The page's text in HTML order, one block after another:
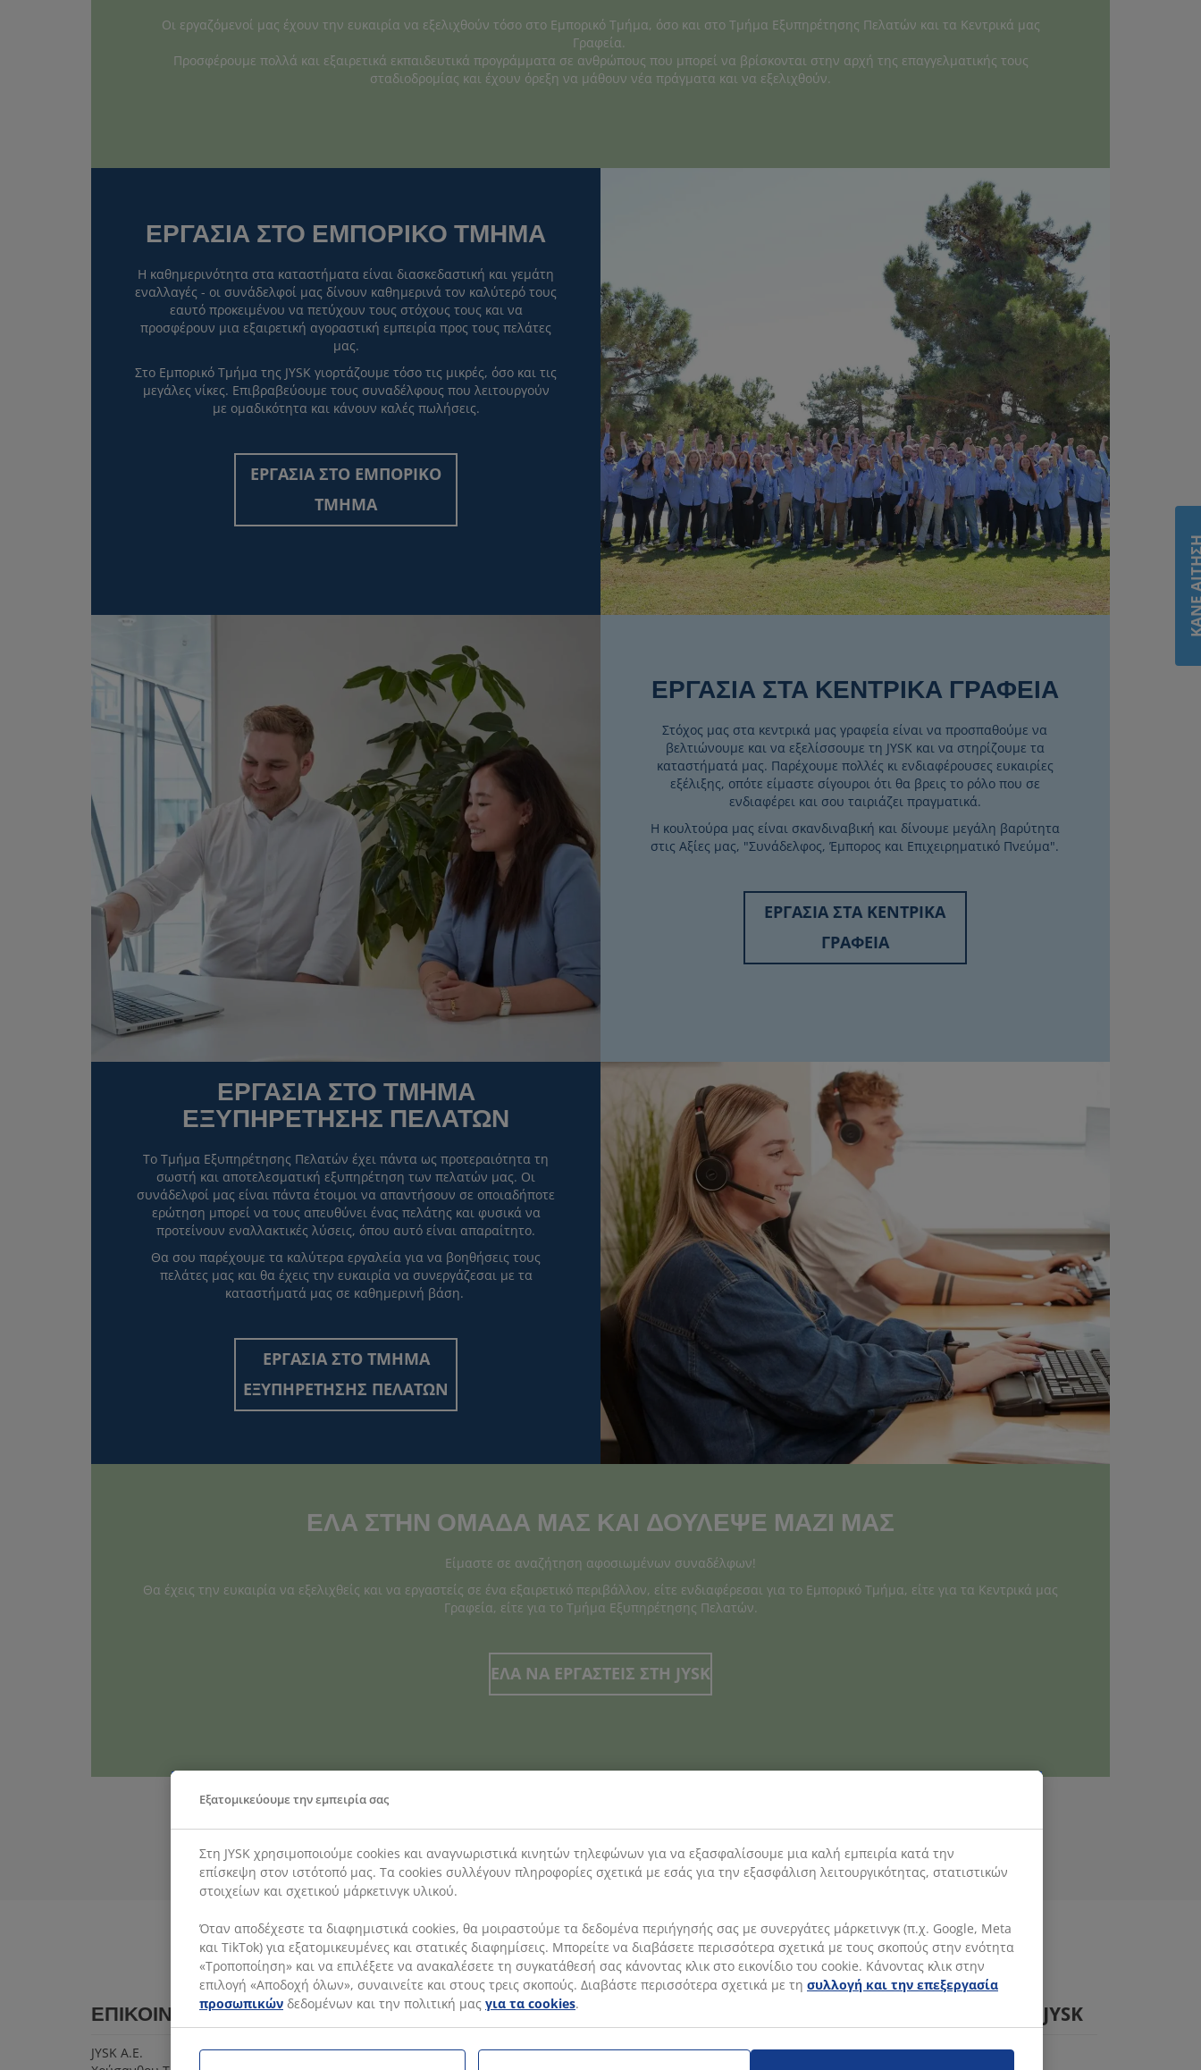
Οι εργαζόμενοί μας έχουν την ευκαιρία να εξελιχθούν τόσο στο Εμπορικό Τμήμα, όσο και στο Τμήμα Εξυπηρέτησης Πελατών και τα Κεντρικά μας
Γραφεία.
Προσφέρουμε πολλά και εξαιρετικά εκπαιδευτικά προγράμματα σε ανθρώπους που μπορεί να βρίσκονται στην αρχή της επαγγελματικής τους
σταδιοδρομίας και έχουν όρεξη να μάθουν νέα πράγματα και να εξελιχθούν.
ΕΡΓΑΣΙΑ ΣΤΟ ΕΜΠΟΡΙΚΟ ΤΜΗΜΑ
Η καθημερινότητα στα καταστήματα είναι διασκεδαστική και γεμάτη
εναλλαγές - οι συνάδελφοί μας δίνουν καθημερινά τον καλύτερό τους
εαυτό προκειμένου να πετύχουν τους στόχους τους και να
προσφέρουν μια εξαιρετική αγοραστική εμπειρία προς τους πελάτες
μας.
Στο Εμπορικό Τμήμα της JYSK γιορτάζουμε τόσο τις μικρές, όσο και τις
μεγάλες νίκες. Επιβραβεύουμε τους συναδέλφους που λειτουργούν
με ομαδικότητα και κάνουν καλές πωλήσεις.
ΕΡΓΑΣΙΑ ΣΤΟ ΕΜΠΟΡΙΚΟ
ΤΜΗΜΑ
ΕΡΓΑΣΙΑ ΣΤΑ ΚΕΝΤΡΙΚΑ ΓΡΑΦΕΙΑ
Στόχος μας στα κεντρικά μας γραφεία είναι να προσπαθούμε να
βελτιώνουμε και να εξελίσσουμε τη JYSK και να στηρίζουμε τα
καταστήματά μας. Παρέχουμε πολλές κι ενδιαφέρουσες ευκαιρίες
εξέλιξης, οπότε είμαστε σίγουροι ότι θα βρεις το ρόλο που σε
ενδιαφέρει και σου ταιριάζει πραγματικά.
Η κουλτούρα μας είναι σκανδιναβική και δίνουμε μεγάλη βαρύτητα
στις Αξίες μας, "Συνάδελφος, Έμπορος και Επιχειρηματικό Πνεύμα".
ΕΡΓΑΣΙΑ ΣΤΑ ΚΕΝΤΡΙΚΑ
ΓΡΑΦΕΙΑ
ΕΡΓΑΣΙΑ ΣΤΟ ΤΜΗΜΑ
ΕΞΥΠΗΡΕΤΗΣΗΣ ΠΕΛΑΤΩΝ
Το Τμήμα Εξυπηρέτησης Πελατών έχει πάντα ως προτεραιότητα τη
σωστή και αποτελεσματική εξυπηρέτηση των πελατών μας. Οι
συνάδελφοί μας είναι πάντα έτοιμοι να απαντήσουν σε οποιαδήποτε
ερώτηση μπορεί να τους απευθύνει ένας πελάτης και φυσικά να
προτείνουν εναλλακτικές λύσεις, όπου αυτό είναι απαραίτητο.
Θα σου παρέχουμε τα καλύτερα εργαλεία για να βοηθήσεις τους
πελάτες μας και θα έχεις την ευκαιρία να συνεργάζεσαι με τα
καταστήματά μας σε καθημερινή βάση.
ΕΡΓΑΣΙΑ ΣΤΟ ΤΜΗΜΑ
ΕΞΥΠΗΡΕΤΗΣΗΣ ΠΕΛΑΤΩΝ
ΕΛΑ ΣΤΗΝ ΟΜΑΔΑ ΜΑΣ ΚΑΙ ΔΟΥΛΕΨΕ ΜΑΖΙ ΜΑΣ
Είμαστε σε αναζήτηση αφοσιωμένων συναδέλφων!
Θα έχεις την ευκαιρία να εξελιχθείς και να εργαστείς σε ένα εξαιρετικό περιβάλλον, είτε ενδιαφέρεσαι για το Εμπορικό Τμήμα, είτε για τα Κεντρικά μας
Γραφεία, είτε για το Τμήμα Εξυπηρέτησης Πελατών.
ΕΛΑ ΝΑ ΕΡΓΑΣΤΕΙΣ ΣΤΗ JYSK
Facebook Instagram LinkedIn YouTube
ΕΠΙΚΟΙΝΩΝΙΑ
JYSK Α.Ε.
ΚΑΤΗΓΟΡΙΕΣ
Landing Page for JCY
ΜΑΘΕ ΠΕΡΙΣΣΟΤΕΡΑ ΓΙΑ ΤΗ JYSK
JYSK.com
Εξατομικεύουμε την εμπειρία σας
Στη JYSK χρησιμοποιούμε cookies και αναγνωριστικά κινητών τηλεφώνων για να εξασφαλίσουμε μια καλή εμπειρία κατά την
επίσκεψη στον ιστότοπό μας. Τα cookies συλλέγουν πληροφορίες σχετικά με εσάς για την εξασφάλιση λειτουργικότητας, στατιστικών
στοιχείων και σχετικού μάρκετινγκ υλικού.
Όταν αποδέχεστε τα διαφημιστικά cookies, θα μοιραστούμε τα δεδομένα περιήγησής σας με συνεργάτες μάρκετινγκ (π.χ. Google, Meta
και TikTok) για εξατομικευμένες και στατικές διαφημίσεις. Μπορείτε να διαβάσετε περισσότερα σχετικά με τους σκοπούς στην ενότητα
«Τροποποίηση» και να επιλέξετε να ανακαλέσετε τη συγκατάθεσή σας κάνοντας κλικ στο εικονίδιο του cookie. Κάνοντας κλικ στην
επιλογή «Αποδοχή όλων», συναινείτε και στους τρεις σκοπούς. Διαβάστε περισσότερα σχετικά με τη συλλογή και την επεξεργασία
προσωπικών δεδομένων και την πολιτική μας για τα cookies.